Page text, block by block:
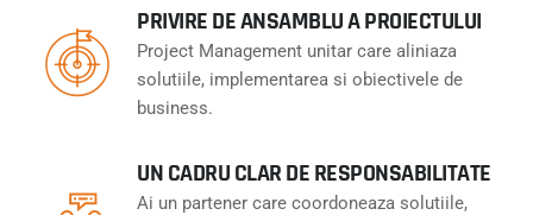
PRIVIRE DE ANSAMBLU A PROIECTULUI
Project Management unitar care aliniaza
solutiile, implementarea si obiectivele de
business.
UN CADRU CLAR DE RESPONSABILITATE
Ai un partener care coordoneaza solutiile,